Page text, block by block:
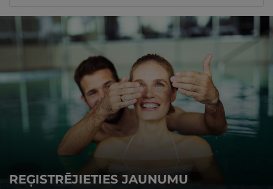
REĢISTRĒJIETIES JAUNUMU